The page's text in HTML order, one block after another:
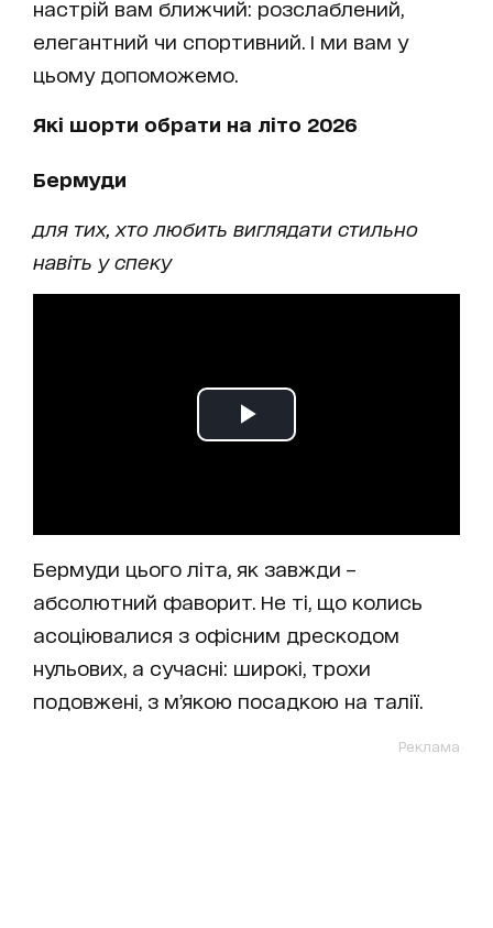
настрій вам ближчий: розслаблений,
елегантний чи спортивний. І ми вам у
цьому допоможемо.
Які шорти обрати на літо 2026
Бермуди
для тих, хто любить виглядати стильно
навіть у спеку
Бермуди цього літа, як завжди –
абсолютний фаворит. Не ті, що колись
асоціювалися з офісним дрескодом
нульових, а сучасні: широкі, трохи
подовжені, з м’якою посадкою на талії.
Реклама